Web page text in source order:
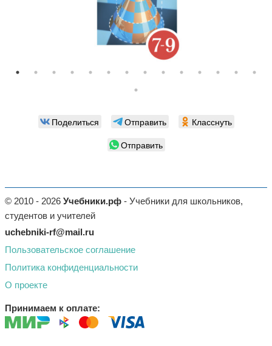
Поделиться Отправить
Класснуть
Отправить
© 2010 - 2026 Учебники.рф - Учебники для школьников,
студентов и учителей
uchebniki-rf@mail.ru
Пользовательское соглашение
Политика конфиденциальности
О проекте
Принимаем к оплате: